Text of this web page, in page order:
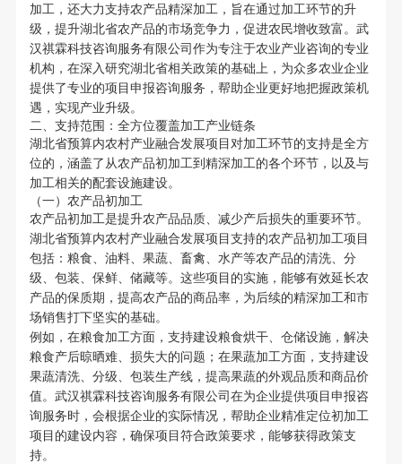
加工，还大力支持农产品精深加工，旨在通过加工环节的升
级，提升湖北省农产品的市场竞争力，促进农民增收致富。武
汉祺霖科技咨询服务有限公司作为专注于农业产业咨询的专业
机构，在深入研究湖北省相关政策的基础上，为众多农业企业
提供了专业的项目申报咨询服务，帮助企业更好地把握政策机
遇，实现产业升级。
二、支持范围：全方位覆盖加工产业链条
湖北省预算内农村产业融合发展项目对加工环节的支持是全方
位的，涵盖了从农产品初加工到精深加工的各个环节，以及与
加工相关的配套设施建设。
（一）农产品初加工
农产品初加工是提升农产品品质、减少产后损失的重要环节。
湖北省预算内农村产业融合发展项目支持的农产品初加工项目
包括：粮食、油料、果蔬、畜禽、水产等农产品的清洗、分
级、包装、保鲜、储藏等。这些项目的实施，能够有效延长农
产品的保质期，提高农产品的商品率，为后续的精深加工和市
场销售打下坚实的基础。
例如，在粮食加工方面，支持建设粮食烘干、仓储设施，解决
粮食产后晾晒难、损失大的问题；在果蔬加工方面，支持建设
果蔬清洗、分级、包装生产线，提高果蔬的外观品质和商品价
值。武汉祺霖科技咨询服务有限公司在为企业提供项目申报咨
询服务时，会根据企业的实际情况，帮助企业精准定位初加工
项目的建设内容，确保项目符合政策要求，能够获得政策支
持。